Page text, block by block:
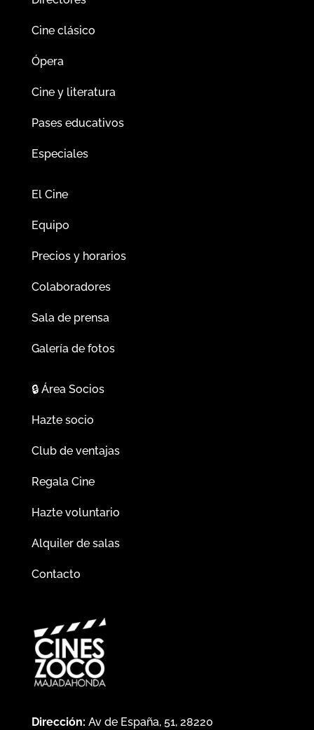
Cine clásico
Ópera
Cine y literatura
Pases educativos
Especiales
El Cine
Equipo
Precios y horarios
Colaboradores
Sala de prensa
Galería de fotos
🔒Área Socios
Hazte socio
Club de ventajas
Regala Cine
Hazte voluntario
Alquiler de salas
Contacto
Dirección: Av de España, 51, 28220